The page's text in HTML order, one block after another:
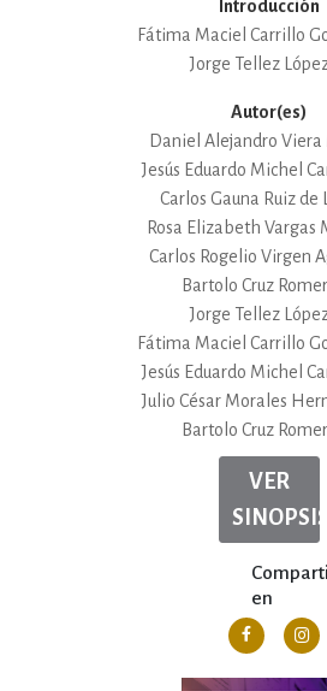
Introducción
Fátima Maciel Carrillo
Jorge Tellez
Autor(es)
Daniel Alejandro Viera
Jesús Eduardo Michel
Carlos Gauna Ruiz de
Rosa Elizabeth Vargas
Carlos Rogelio Virgen
Bartolo Cruz
Jorge Tellez
Fátima Maciel Carrillo
Jesús Eduardo Michel
Julio César Morales
Bartolo Cruz
VER
SINOPSIS
en